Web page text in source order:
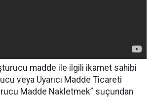
madde ile ilgili ikamet sahibi
veya Uyarıcı Madde Ticareti
Madde Nakletmek” suçundan